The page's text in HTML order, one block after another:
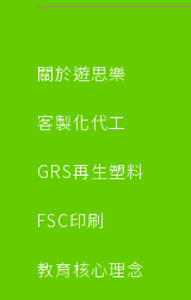
關於遊思樂
客製化代工
GRS再生塑料
FSC印刷
教育核心理念